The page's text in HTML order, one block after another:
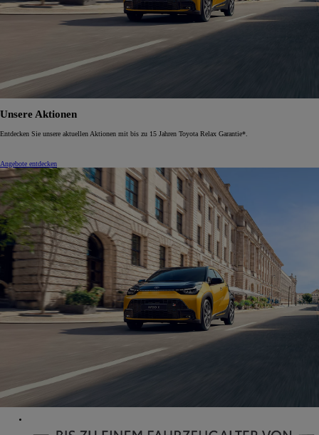
Unsere Aktionen
Entdecken Sie unsere aktuellen Aktionen mit bis zu 15 Jahren Toyota Relax Garantie*.
Angebote entdecken